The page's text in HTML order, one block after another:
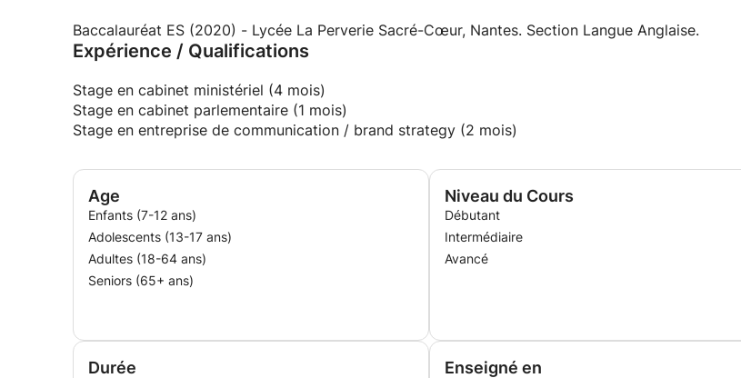
Baccalauréat ES (2020) - Lycée La Perverie Sacré-Cœur, Nantes. Section Langue Anglaise.
Expérience / Qualifications
Stage en cabinet ministériel (4 mois)
Stage en cabinet parlementaire (1 mois)
Stage en entreprise de communication / brand strategy (2 mois)
Age
Enfants (7-12 ans)
Adolescents (13-17 ans)
Adultes (18-64 ans)
Seniors (65+ ans)
Niveau du Cours
Débutant
Intermédiaire
Avancé
Durée Enseigné en